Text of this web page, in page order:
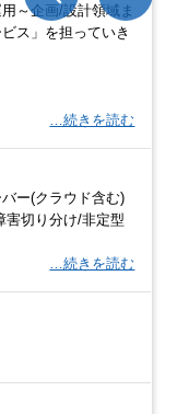
～企画/設計領域ま
ス」を担っていき
…続きを読む
ー(クラウド含む)
害切り分け/非定型
…続きを読む